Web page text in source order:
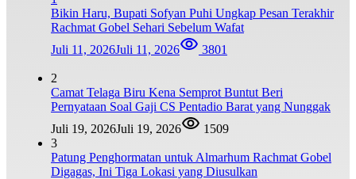
Bikin Haru, Bupati Sofyan Puhi Ungkap Pesan Terakhir
Rachmat Gobel Sehari Sebelum Wafat
Juli 11, 2026Juli 11, 2026 3801
2
Camat Telaga Biru Kena Semprot Buntut Beri
Pernyataan Soal Gaji CS Pentadio Barat yang Nunggak
Juli 19, 2026Juli 19, 2026
1509
3
Patung Penghormatan untuk Almarhum Rachmat Gobel
Digagas, Ini Tiga Lokasi yang Diusulkan